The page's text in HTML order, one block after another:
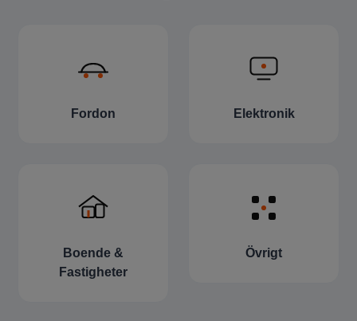
Fordon Elektronik
Boende &
Fastigheter
Övrigt